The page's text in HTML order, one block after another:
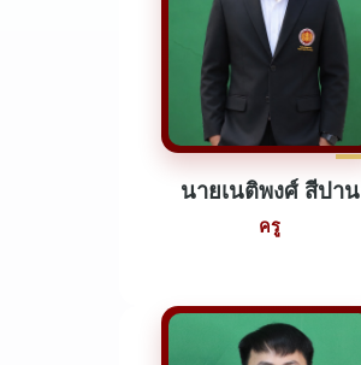
นายเนติพงศ์ สีปาน
ครู